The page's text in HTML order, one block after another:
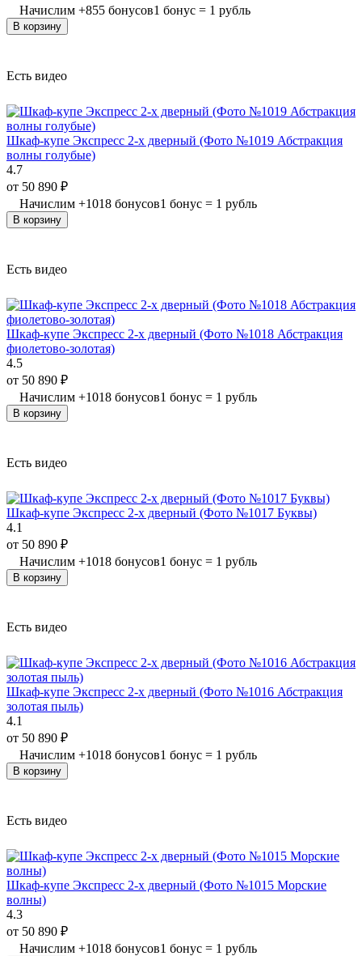
Начислим +855 бонусов1 бонус = 1 рубль
В корзину
Есть видео
Шкаф-купе Экспресс 2-х дверный (Фото №1019 Абстракция
волны голубые)
4.7
от 50 890 ₽
Начислим +1018 бонусов1 бонус = 1 рубль
В корзину
Есть видео
Шкаф-купе Экспресс 2-х дверный (Фото №1018 Абстракция
фиолетово-золотая)
4.5
от 50 890 ₽
Начислим +1018 бонусов1 бонус = 1 рубль
В корзину
Есть видео
Шкаф-купе Экспресс 2-х дверный (Фото №1017 Буквы)
4.1
от 50 890 ₽
Начислим +1018 бонусов1 бонус = 1 рубль
В корзину
Есть видео
Шкаф-купе Экспресс 2-х дверный (Фото №1016 Абстракция
золотая пыль)
4.1
от 50 890 ₽
Начислим +1018 бонусов1 бонус = 1 рубль
В корзину
Есть видео
Шкаф-купе Экспресс 2-х дверный (Фото №1015 Морские
волны)
4.3
от 50 890 ₽
Начислим +1018 бонусов1 бонус = 1 рубль